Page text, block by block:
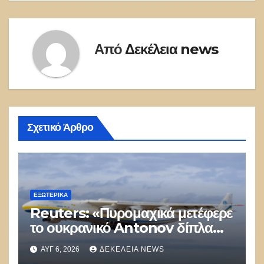
Από Δεκέλεια news
Σχετικό Άρθρο
ΕΞΩΤΕΡΙΚΑ
Reuters: «Πυρομαχικά μετέφερε
το ουκρανικό Antonov δίπλα
στο οποίο βρέθηκε το drone στη
Λειψία»
ΑΥΓ 6, 2026 ΔΕΚΈΛΕΙΑ NEWS